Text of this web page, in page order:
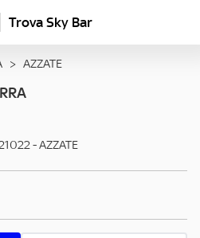
Trova Sky Bar
> AZZATE
-AZZATE